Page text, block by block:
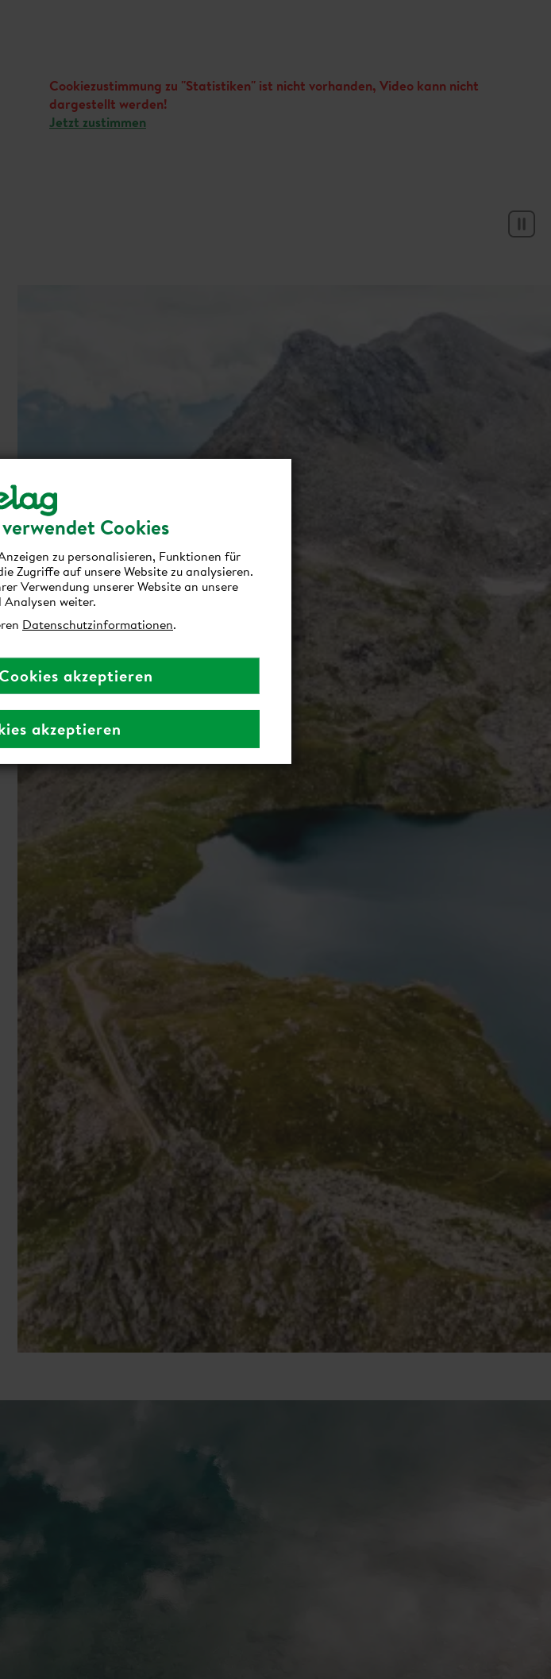
Cookies
zu personalisieren, Funktionen für
Zugriffe auf unsere Website zu analysieren.
Verwendung unserer Website an unsere
weiter.
Datenschutzinformationen.
akzeptieren
akzeptieren
Cookiezustimmung zu "Statistiken" ist nicht vorhanden, Video kann nicht
dargestellt werden!
Jetzt zustimmen